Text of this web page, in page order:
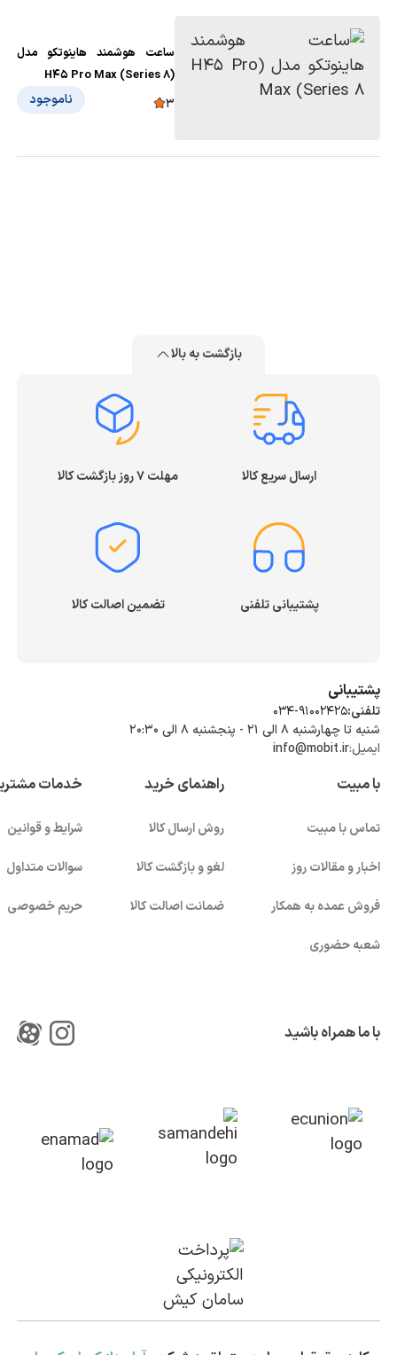
ساعت هوشمند هاینوتکو مدل
(H45 Pro Max (Series 8
3 ناموجود
بازگشت به بالا
ارسال سریع کالا مهلت ۷ روز بازگشت کالا
پشتیبانی تلفنی تضمین اصالت کالا
پشتیبانی
تلفنی:034-91002425
شنبه تا چهارشنبه ۸ الی ۲۱ - پنجشنبه 8 الی ۲۰:۳۰
ایمیل:info@mobit.ir
با مبیت
تماس با مبیت
اخبار و مقالات روز
فروش عمده به همکار
شعبه حضوری
راهنمای خرید
روش ارسال کالا
لغو و بازگشت کالا
ضمانت اصالت کالا
خدمات
شرایط و قوانین
سوالات متداول
حریم خصوصی
با ما همراه باشید